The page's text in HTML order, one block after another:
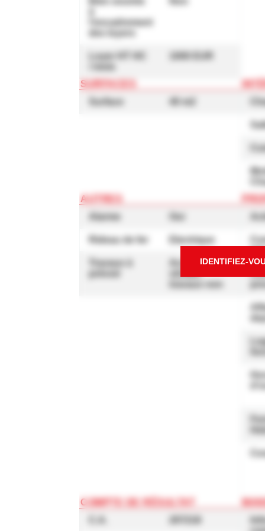
l'encadrement
Loyer HT HC
SURFACES
Surface
AUTRES
Alarme
Rideau de fer Electrique
Travaux à
Accès PMR à
travaux non
COMPTE DE RÉSULTAT
IDENTIFIEZ-